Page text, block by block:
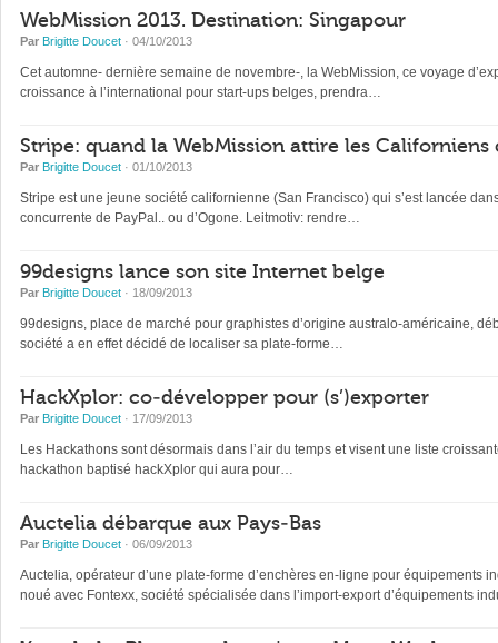
WebMission 2013. Destination: Singapour
Par Brigitte Doucet · 04/10/2013
Cet automne- dernière semaine de novembre-, la WebMission, ce voyage
croissance à l’international pour start-ups belges, prendra…
Stripe: quand la WebMission attire les
Par Brigitte Doucet · 01/10/2013
Stripe est une jeune société californienne (San Francisco) qui s’est lancée
concurrente de PayPal.. ou d’Ogone. Leitmotiv: rendre…
99designs lance son site Internet belge
Par Brigitte Doucet · 18/09/2013
99designs, place de marché pour graphistes d’origine australo-américaine,
société a en effet décidé de localiser sa plate-forme…
HackXplor: co-développer pour (s’)exporter
Par Brigitte Doucet · 17/09/2013
Les Hackathons sont désormais dans l’air du temps et visent une liste
hackathon baptisé hackXplor qui aura pour…
Auctelia débarque aux Pays-Bas
Par Brigitte Doucet · 06/09/2013
Auctelia, opérateur d’une plate-forme d’enchères en-ligne pour équipements
noué avec Fontexx, société spécialisée dans l’import-export d’équipements